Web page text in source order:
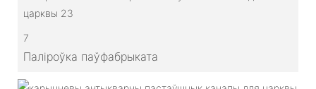
7
Паліроўка паўфабрыката